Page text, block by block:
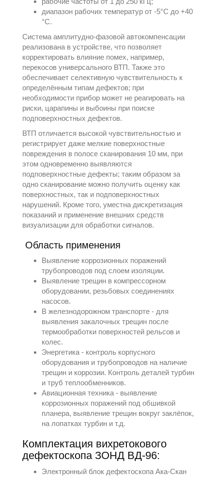
диапазон рабочих температур от -5°C до +40
°C.
Система амплитудно-фазовой автокомпенсации
реализована в устройстве, что позволяет
корректировать влияние помех, например,
перекосов универсального ВТП. Также это
обеспечивает селективную чувствительность к
определённым типам дефектов; при
необходимости прибор может не реагировать на
риски, царапины и выбоины при поиске
подповерхностных дефектов.
ВТП отличается высокой чувствительностью и
регистрирует даже мелкие поверхностные
повреждения в полосе сканирования 10 мм, при
этом одновременно выявляются
подповерхностные дефекты; таким образом за
одно сканирование можно получить оценку как
поверхностных, так и подповерхностных
нарушений. Кроме того, уместна дискретизация
показаний и применение внешних средств
визуализации для обработки сигналов.
Область применения
Выявление коррозионных поражений
трубопроводов под слоем изоляции.
Выявление трещин в компрессорном
оборудовании, резьбовых соединениях
насосов.
В железнодорожном транспорте - для
выявления закалочных трещин после
термообработки поверхностей рельсов и
колес.
Энергетика - контроль корпусного
оборудования и трубопроводов на наличие
трещин и коррозии. Контроль деталей турбин
и труб теплообменников.
Авиационная техника - выявление
коррозионных поражений под обшивкой
планера, выявление трещин вокруг заклёпок,
на лопатках турбин и т.д.
Комплектация вихретокового
дефектоскопа ЗОНД ВД-96:
Электронный блок дефектоскопа Ака-Скан